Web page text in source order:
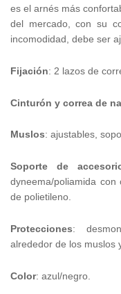
es el arnés más
del mercado, con su
incomodidad, debe ser
Fijación: 2 lazos de
Cinturón y correa de
Muslos: ajustables,
Soporte de
dyneema/poliamida
de polietileno.
Protecciones:
alrededor de los muslos
Color: azul/negro.